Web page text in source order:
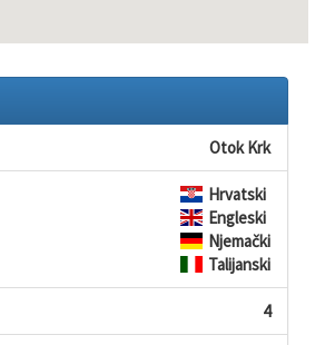
Otok Krk
Hrvatski
Engleski
Njemački
Talijanski
4